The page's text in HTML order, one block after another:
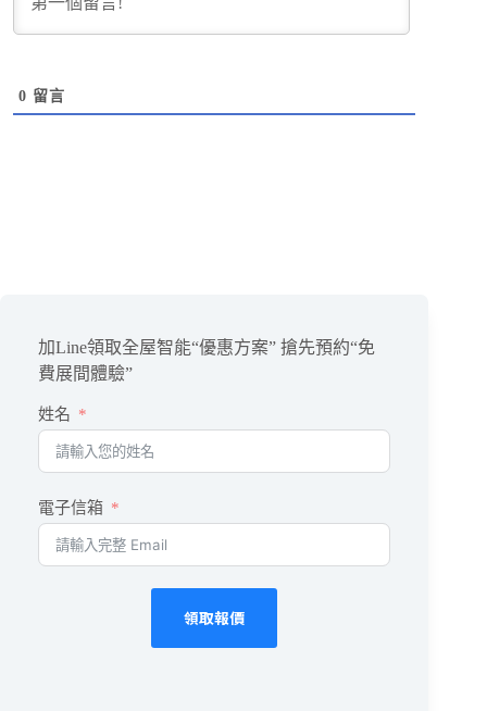
0 留言
加Line領取全屋智能“優惠方案” 搶先預約“免
費展間體驗”
姓名
電子信箱
領取報價